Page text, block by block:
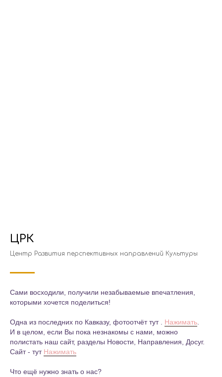
ЦРК
Центр Развития перспективных направлений Культуры
Сами восходили, получили незабываемые впечатления,
которыми хочется поделиться!
Одна из последних по Кавказу, фотоотчёт тут . Нажимать.
И в целом, если Вы пока незнакомы с нами, можно
полистать наш сайт, разделы Новости, Направления, Досуг.
Сайт - тут Нажимать
Что ещё нужно знать о нас?